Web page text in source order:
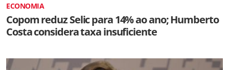
ECONOMIA
Copom reduz Selic para 14% ao ano; Humberto
Costa considera taxa insuficiente